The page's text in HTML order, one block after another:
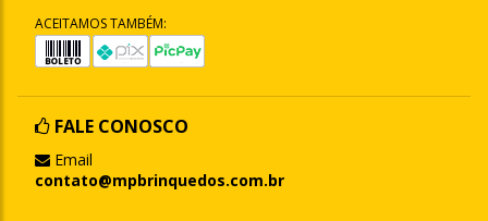
ACEITAMOS TAMBÉM:
FALE CONOSCO
Email
contato@mpbrinquedos.com.br